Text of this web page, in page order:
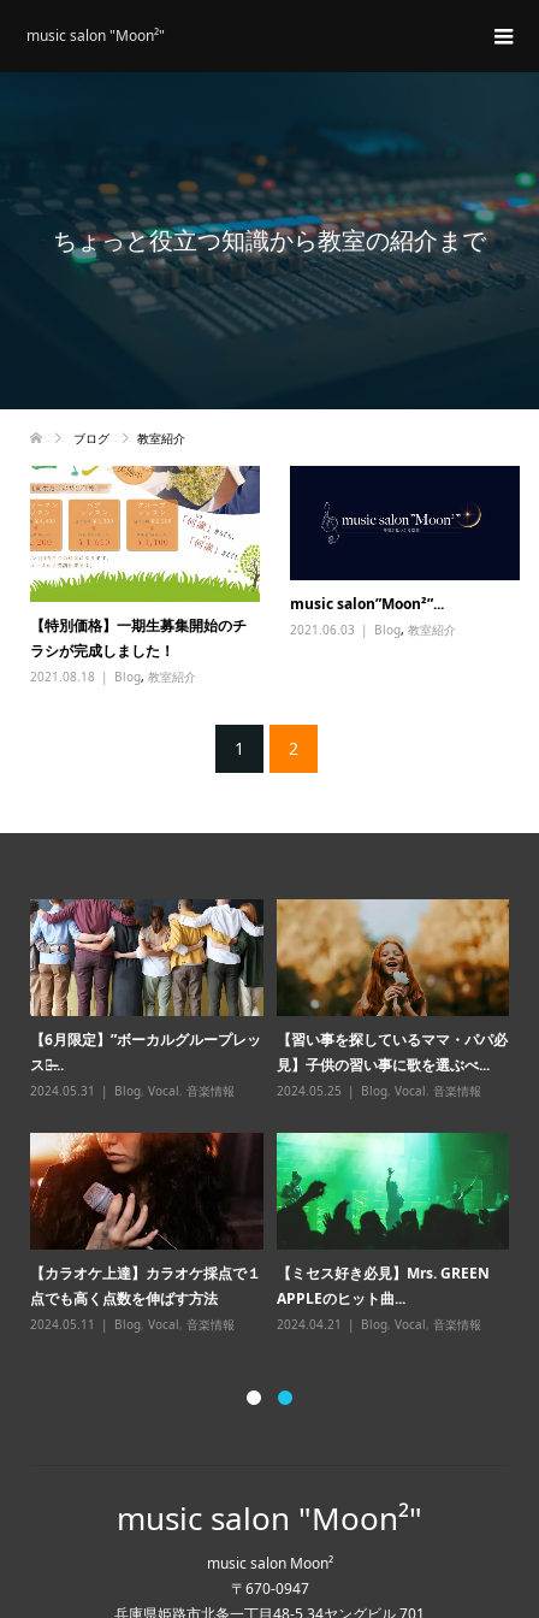
music salon "Moon²"
ちょっと役立つ知識から教室の紹介まで
ブログ 教室紹介
【特別価格】一期生募集開始のチ
ラシが完成しました！
2021.08.18 Blog, 教室紹介
music salon”Moon²”...
2021.06.03 Blog,教室紹介
1 2
【6月限定】”ボーカルグループレッ
スン̶...
2024.05.31 Blog, Vocal, 音楽情報
【習い事を探しているママ・パパ必
見】子供の習い事に歌を選ぶべ...
2024.05.25 Blog, Vocal, 音楽情報
【カラオケ上達】カラオケ採点で１
点でも高く点数を伸ばす方法
2024.05.11 Blog, Vocal, 音楽情報
【ミセス好き必見】Mrs. GREEN
APPLEのヒット曲...
2024.04.21 Blog, Vocal, 音楽情報
music salon "Moon²"
music salon Moon²
〒670-0947
兵庫県姫路市北条一丁目48-5 34ヤングビル 701